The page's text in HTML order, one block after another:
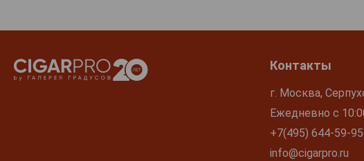
Контакты
г. Москва,
Ежедневно с
+7(495) 644-59-95
info@cigarpro.ru